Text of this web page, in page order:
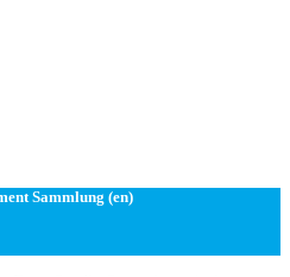
Sammlung (en)